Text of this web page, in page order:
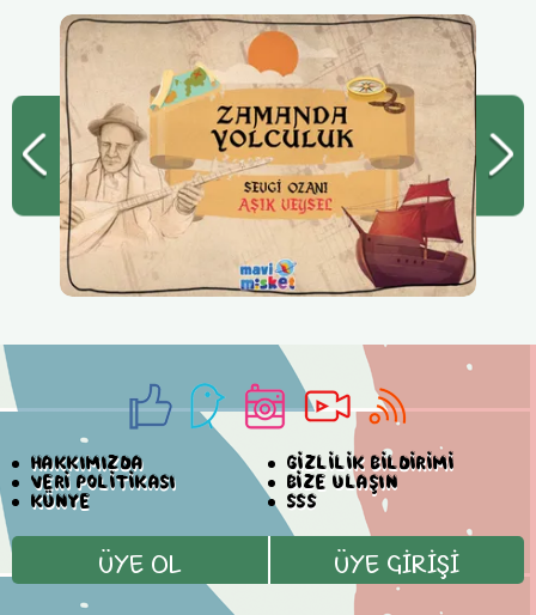
HAKKIMIZDA
GİZLİLİK BİLDİRİMİ
VERİ POLİTİKASI
BİZE ULAŞIN
KÜNYE
SSS
ÜYE OL ÜYE GİRİŞİ